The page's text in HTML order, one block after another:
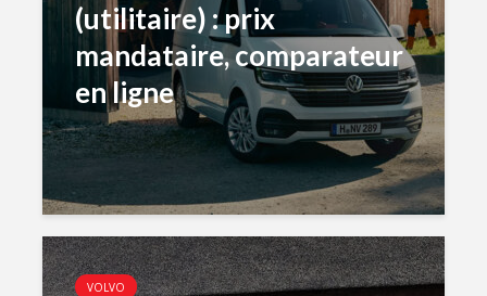
(utilitaire) : prix
mandataire, comparateur
en ligne
VOLVO